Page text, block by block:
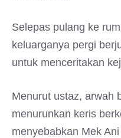
Selepas pulang ke
keluarganya pergi
untuk menceritakan
Menurut ustaz, arwah
menurunkan keris
menyebabkan Mek